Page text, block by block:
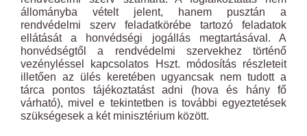
állományba vételt jelent, hanem pusztán a
rendvédelmi szerv feladatkörébe tartozó feladatok
ellátását a honvédségi jogállás megtartásával. A
honvédségtől a rendvédelmi szervekhez történő
vezényléssel kapcsolatos Hszt. módosítás részleteit
illetően az ülés keretében ugyancsak nem tudott a
tárca pontos tájékoztatást adni (hova és hány fő
várható), mivel e tekintetben is további egyeztetések
szükségesek a két minisztérium között.